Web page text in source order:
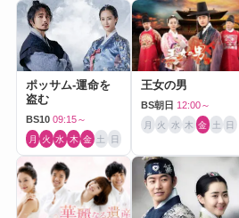
ポッサム-運命を
盗む
BS10 09:15～
月 火 水 木 金 土 日
王女の男
BS朝日 12:00～
月 火 水 木 金 土 日